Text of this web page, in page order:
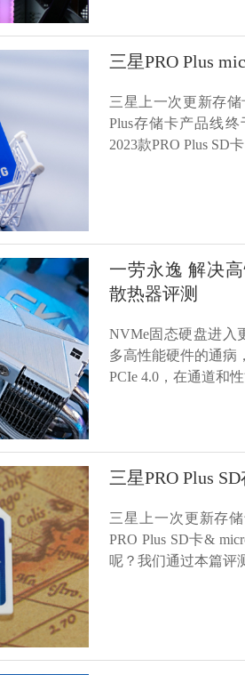
三星PRO Plus
三星上一次更新存
Plus存储卡产品线
2023款PRO Plus
一劳永逸 解决高
散热器评测
NVMe固态硬盘进入
多高性能硬件的通病
PCIe 4.0，在通道和
三星PRO Plus
三星上一次更新存
PRO Plus SD卡&
呢？我们通过本篇评